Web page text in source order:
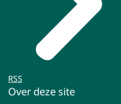
RSS
Over deze site